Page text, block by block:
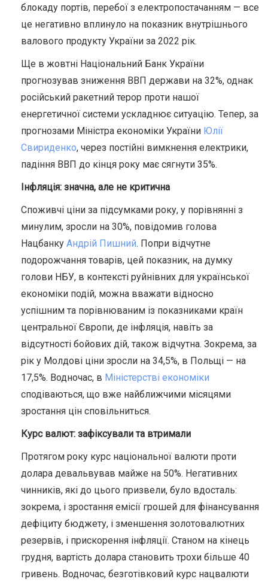
блокаду портів, перебої з електропостачанням — все
це негативно вплинуло на показник внутрішнього
валового продукту України за 2022 рік.
Ще в жовтні Національний Банк України
прогнозував зниження ВВП держави на 32%, однак
російський ракетний терор проти нашої
енергетичної системи ускладнює ситуацію. Тепер, за
прогнозами Міністра економіки України Юлії
Свириденко, через постійні вимкнення електрики,
падіння ВВП до кінця року має сягнути 35%.
Інфляція: значна, але не критична
Споживчі ціни за підсумками року, у порівнянні з
минулим, зросли на 30%, повідомив голова
Нацбанку Андрій Пишний. Попри відчутне
подорожчання товарів, цей показник, на думку
голови НБУ, в контексті руйнівних для української
економіки подій, можна вважати відносно
успішним та порівнюваним із показниками країн
центральної Європи, де інфляція, навіть за
відсутності бойових дій, також відчутна. Зокрема, за
рік у Молдові ціни зросли на 34,5%, в Польщі — на
17,5%. Водночас, в Міністерстві економіки
сподіваються, що вже найближчими місяцями
зростання цін сповільниться.
Курс валют: зафіксували та втримали
Протягом року курс національної валюти проти
долара девальвував майже на 50%. Негативних
чинників, які до цього призвели, було вдосталь:
зокрема, і зростання емісії грошей для фінансування
дефіциту бюджету, і зменшення золотовалютних
резервів, і прискорення інфляції. Станом на кінець
грудня, вартість долара становить трохи більше 40
гривень. Водночас, безготівковий курс нацвалюти